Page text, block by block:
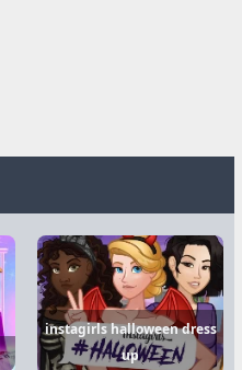
instagirls halloween dress
up